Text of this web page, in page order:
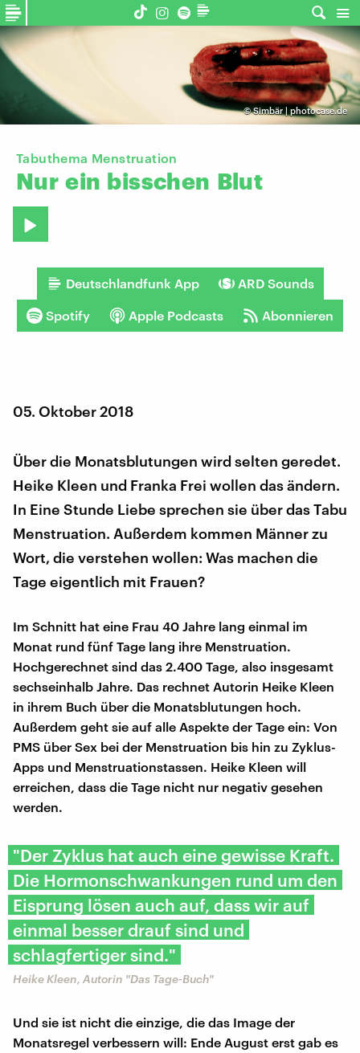
©Simbär | photocase.de
Tabuthema Menstruation
Nur ein bisschen Blut
Deutschlandfunk App ARD Sounds
Spotify Apple Podcasts Abonnieren
05. Oktober 2018
Über die Monatsblutungen wird selten geredet.
Heike Kleen und Franka Frei wollen das ändern.
In Eine Stunde Liebe sprechen sie über das Tabu
Menstruation. Außerdem kommen Männer zu
Wort, die verstehen wollen: Was machen die
Tage eigentlich mit Frauen?
Im Schnitt hat eine Frau 40 Jahre lang einmal im
Monat rund fünf Tage lang ihre Menstruation.
Hochgerechnet sind das 2.400 Tage, also insgesamt
sechseinhalb Jahre. Das rechnet Autorin Heike Kleen
in ihrem Buch über die Monatsblutungen hoch.
Außerdem geht sie auf alle Aspekte der Tage ein: Von
PMS über Sex bei der Menstruation bis hin zu Zyklus-
Apps und Menstruationstassen. Heike Kleen will
erreichen, dass die Tage nicht nur negativ gesehen
werden.
"Der Zyklus hat auch eine gewisse Kraft.
Die Hormonschwankungen rund um den
Eisprung lösen auch auf, dass wir auf
einmal besser drauf sind und
schlagfertiger sind."
Heike Kleen, Autorin "Das Tage-Buch"
Und sie ist nicht die einzige, die das Image der
Monatsregel verbessern will: Ende August erst gab es